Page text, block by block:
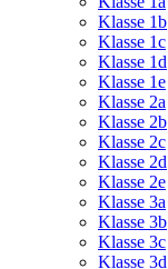
Klasse 1b
Klasse 1c
Klasse 1d
Klasse 1e
Klasse 2a
Klasse 2b
Klasse 2c
Klasse 2d
Klasse 2e
Klasse 3a
Klasse 3b
Klasse 3c
Klasse 3d